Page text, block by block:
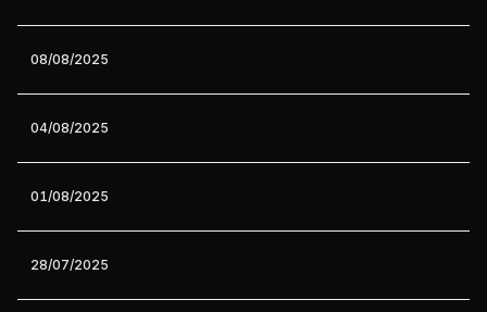
08/08/2025
04/08/2025
01/08/2025
28/07/2025